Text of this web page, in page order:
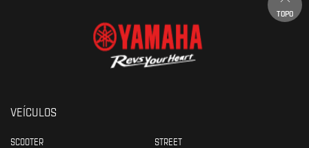
TOPO
VEÍCULOS
SCOOTER
STREET